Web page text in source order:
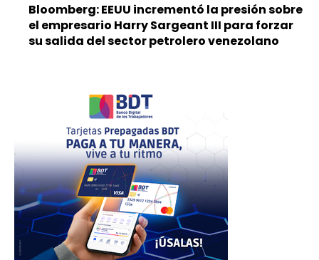
Bloomberg: EEUU incrementó la presión sobre
el empresario Harry Sargeant III para forzar
su salida del sector petrolero venezolano